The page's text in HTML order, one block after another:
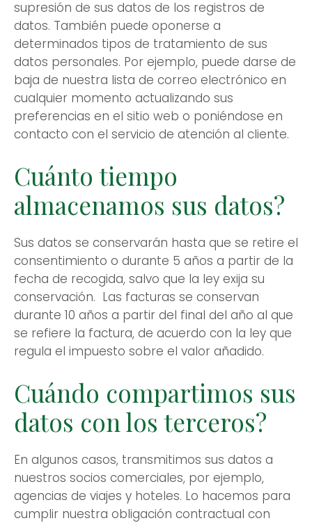
supresión de sus datos de los registros de
datos. También puede oponerse a
determinados tipos de tratamiento de sus
datos personales. Por ejemplo, puede darse de
baja de nuestra lista de correo electrónico en
cualquier momento actualizando sus
preferencias en el sitio web o poniéndose en
contacto con el servicio de atención al cliente.
Cuánto tiempo
almacenamos sus datos?
Sus datos se conservarán hasta que se retire el
consentimiento o durante 5 años a partir de la
fecha de recogida, salvo que la ley exija su
conservación. Las facturas se conservan
durante 10 años a partir del final del año al que
se refiere la factura, de acuerdo con la ley que
regula el impuesto sobre el valor añadido.
Cuándo compartimos sus
datos con los terceros?
En algunos casos, transmitimos sus datos a
nuestros socios comerciales, por ejemplo,
agencias de viajes y hoteles. Lo hacemos para
cumplir nuestra obligación contractual con